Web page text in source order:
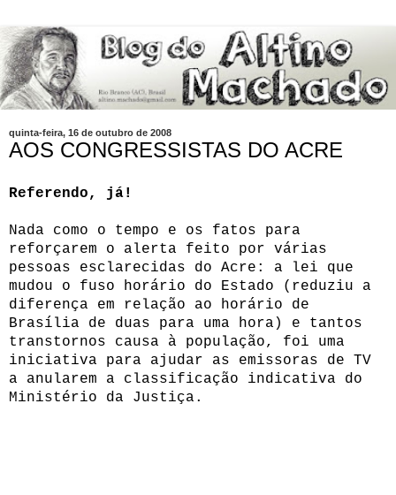
quinta-feira, 16 de outubro de 2008
AOS CONGRESSISTAS DO ACRE
Referendo, já!
Nada como o tempo e os fatos para
reforçarem o alerta feito por várias
pessoas esclarecidas do Acre: a lei que
mudou o fuso horário do Estado (reduziu a
diferença em relação ao horário de
Brasília de duas para uma hora) e tantos
transtornos causa à população, foi uma
iniciativa para ajudar as emissoras de TV
a anularem a classificação indicativa do
Ministério da Justiça.